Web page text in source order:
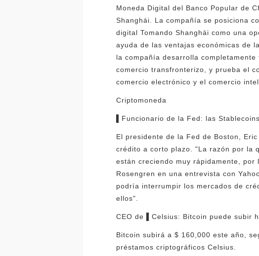
Moneda Digital del Banco Popular de
Shanghái. La compañía se posiciona
digital Tomando Shanghái como una
ayuda de las ventajas económicas de
la compañía desarrolla
comercio transfronterizo, y prueba el
comercio electrónico y el comercio
Criptomoneda
▌Funcionario de la Fed: las
El presidente de la Fed de Boston,
crédito a corto plazo. "La razón por la
están creciendo muy rápidamente, por
Rosengren en una entrevista con
podría interrumpir los mercados de
ellos".
CEO de ▌Celsius: Bitcoin puede subir
Bitcoin subirá a $ 160,000 este año,
préstamos criptográficos Celsius.